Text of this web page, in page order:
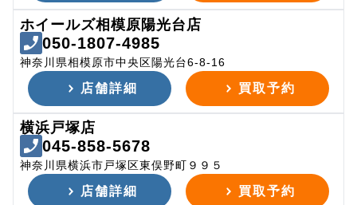
ホイールズ相模原陽光台店
050-1807-4985
神奈川県相模原市中央区陽光台6-8-16
店舗詳細 買取予約
横浜戸塚店
045-858-5678
神奈川県横浜市戸塚区東俣野町９９５
店舗詳細 買取予約